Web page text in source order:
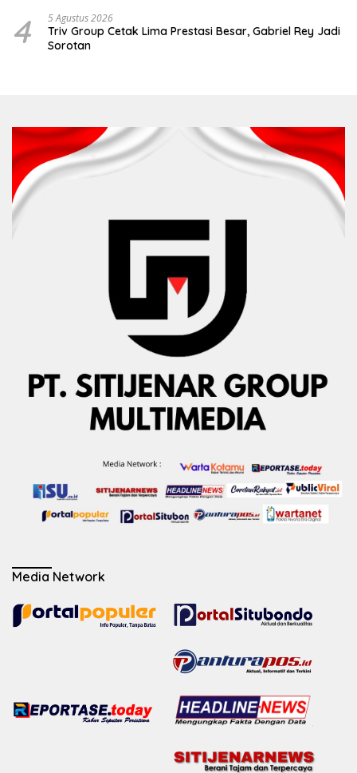
4 5 Agustus 2026
Triv Group Cetak Lima Prestasi Besar, Gabriel Rey Jadi
Sorotan
Media Network